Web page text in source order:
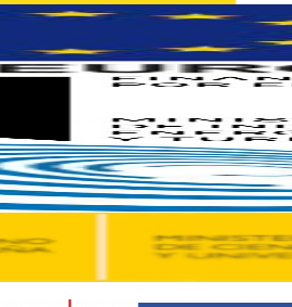
y del servicio que vende, y
especulación, por no ser ‘el
de financiación, pero sin
que tu empresa vaya bien. Son dos